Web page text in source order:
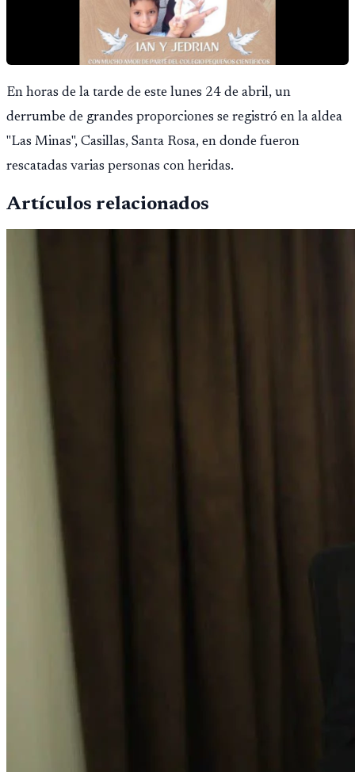
En horas de la tarde de este lunes 24 de abril, un
derrumbe de grandes proporciones se registró en la aldea
"Las Minas", Casillas, Santa Rosa, en donde fueron
rescatadas varias personas con heridas.
Artículos relacionados